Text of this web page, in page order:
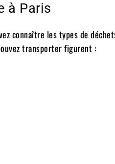
à Paris
connaître les types de
transporter figurent :